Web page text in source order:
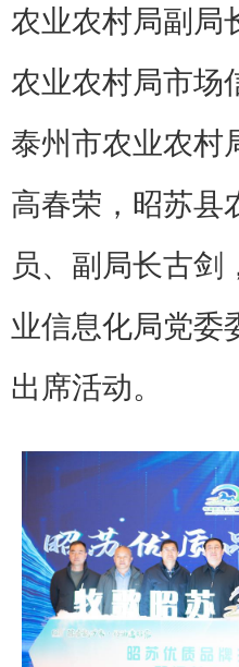
农业农村局副局
农业农村局市场
泰州市农业农村
高春荣，昭苏县
员、副局长古剑
业信息化局党委
出席活动。